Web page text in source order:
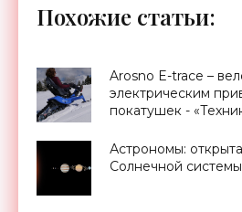
Похожие статьи:
Arosno E-trace –
электрическим
покатушек -
Астрономы:
Солнечной